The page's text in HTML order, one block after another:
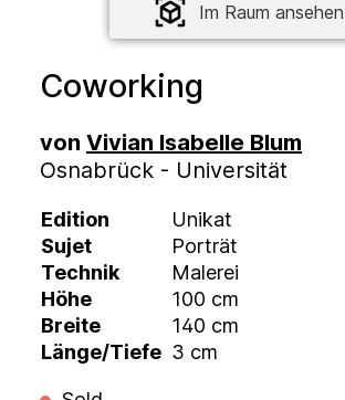
Im Raum ansehen
Coworking
von Vivian Isabelle Blum
Osnabrück - Universität
Edition
Unikat
Sujet
Porträt
Technik
Malerei
Höhe
100 cm
Breite
140 cm
Länge/Tiefe 3 cm